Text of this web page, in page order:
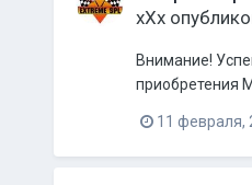
xXx
Внимание!
приобретения
11 февраля,